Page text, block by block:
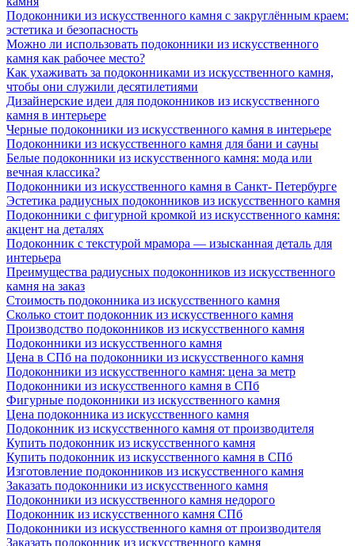
Подоконники из искусственного камня с закруглённым краем:
эстетика и безопасность
Можно ли использовать подоконники из искусственного
камня как рабочее место?
Как ухаживать за подоконниками из искусственного камня,
чтобы они служили десятилетиями
Дизайнерские идеи для подоконников из искусственного
камня в интерьере
Черные подоконники из искусственного камня в интерьере
Подоконники из искусственного камня для бани и сауны
Белые подоконники из искусственного камня: мода или
вечная классика?
Подоконники из искусственного камня в Санкт- Петербурге
Эстетика радиусных подоконников из искусственного камня
Подоконники с фигурной кромкой из искусственного камня:
акцент на деталях
Подоконник с текстурой мрамора — изысканная деталь для
интерьера
Преимущества радиусных подоконников из искусственного
камня на заказ
Стоимость подоконника из искусственного камня
Сколько стоит подоконник из искусственного камня
Производство подоконников из искусственного камня
Подоконники из искусственного камня
Цена в СПб на подоконники из искусственного камня
Подоконники из искусственного камня: цена за метр
Подоконники из искусственного камня в СПб
Фигурные подоконники из искусственного камня
Цена подоконника из искусственного камня
Подоконник из искусственного камня от производителя
Купить подоконник из искусственного камня
Купить подоконник из искусственного камня в СПб
Изготовление подоконников из искусственного камня
Заказать подоконники из искусственного камня
Подоконники из искусственного камня недорого
Подоконник из искусственного камня СПб
Подоконники из искусственного камня от производителя
Заказать подоконник из искусственного камня